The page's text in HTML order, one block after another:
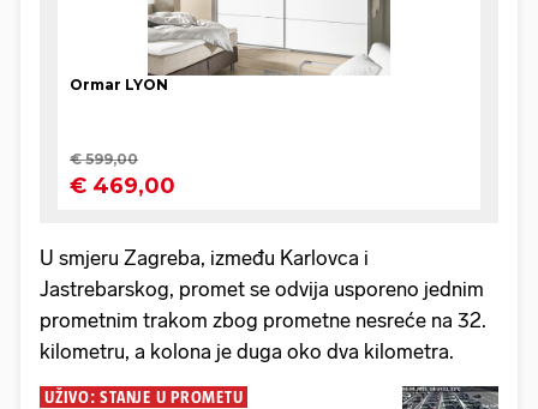
U smjeru Zagreba, između Karlovca i
Jastrebarskog, promet se odvija usporeno jednim
prometnim trakom zbog prometne nesreće na 32.
kilometru, a kolona je duga oko dva kilometra.
UŽIVO: STANJE U PROMETU